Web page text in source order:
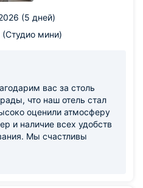
(5 дней)
мини)
вас за столь
что наш отель стал
оценили атмосферу
и наличие всех удобств
Мы счастливы
ждем вас снова! С